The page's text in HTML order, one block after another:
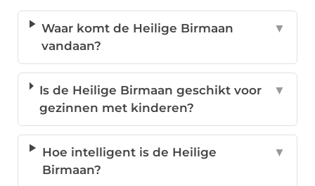
Waar komt de Heilige Birmaan
vandaan?
▼
Is de Heilige Birmaan geschikt voor
gezinnen met kinderen?
▼
Hoe intelligent is de Heilige
Birmaan?
▼